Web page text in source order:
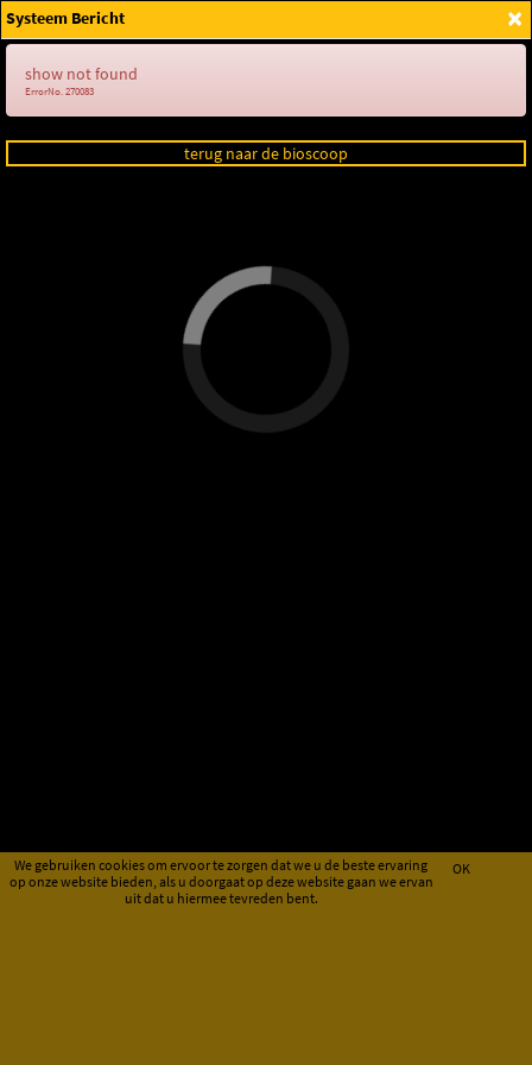
Login
We gebruiken cookies om ervoor te zorgen dat we u de beste ervaring
op onze website bieden, als u doorgaat op deze website gaan we ervan
uit dat u hiermee tevreden bent.
OK
×
Systeem Bericht
show not found
ErrorNo. 270083
terug naar de bioscoop